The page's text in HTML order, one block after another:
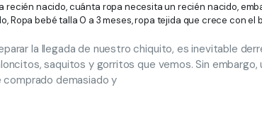
recién nacido,cuánta ropa necesita un recién nacido,
,Ropa bebé talla 0 a 3 meses,ropa tejida que crece con el
la llegada de nuestro chiquito, es inevitable
saquitos y gorritos que vemos. Sin embargo,
comprado demasiado y